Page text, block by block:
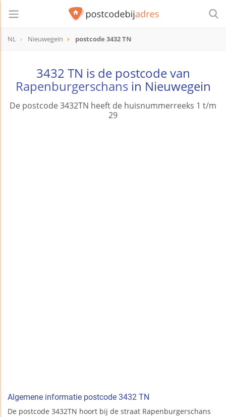
NL Nieuwegein postcode 3432 TN
3432 TN is de postcode van
Rapenburgerschansin Nieuwegein
De postcode 3432TN heeft de huisnummerreeks 1 t/m
29
Algemene informatie postcode 3432 TN
De postcode 3432TN hoort bij de straat Rapenburgerschans